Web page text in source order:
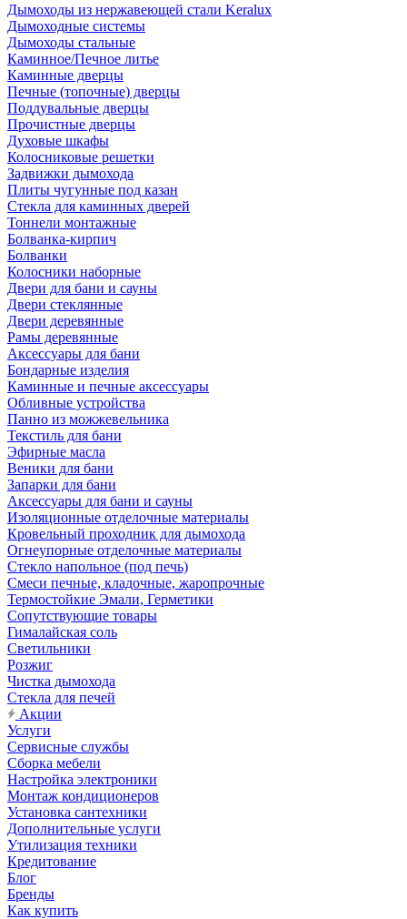
Дымоходы из нержавеющей стали Keralux
Дымоходные системы
Дымоходы стальные
Каминное/Печное литье
Каминные дверцы
Печные (топочные) дверцы
Поддувальные дверцы
Прочистные дверцы
Духовые шкафы
Колосниковые решетки
Задвижки дымохода
Плиты чугунные под казан
Стекла для каминных дверей
Тоннели монтажные
Болванка-кирпич
Болванки
Колосники наборные
Двери для бани и сауны
Двери стеклянные
Двери деревянные
Рамы деревянные
Аксессуары для бани
Бондарные изделия
Каминные и печные аксессуары
Обливные устройства
Панно из можжевельника
Текстиль для бани
Эфирные масла
Веники для бани
Запарки для бани
Аксессуары для бани и сауны
Изоляционные отделочные материалы
Кровельный проходник для дымохода
Огнеупорные отделочные материалы
Стекло напольное (под печь)
Смеси печные, кладочные, жаропрочные
Термостойкие Эмали, Герметики
Сопутствующие товары
Гималайская соль
Светильники
Розжиг
Чистка дымохода
Стекла для печей
Акции
Услуги
Сервисные службы
Сборка мебели
Настройка электроники
Монтаж кондиционеров
Установка сантехники
Дополнительные услуги
Утилизация техники
Кредитование
Блог
Бренды
Как купить